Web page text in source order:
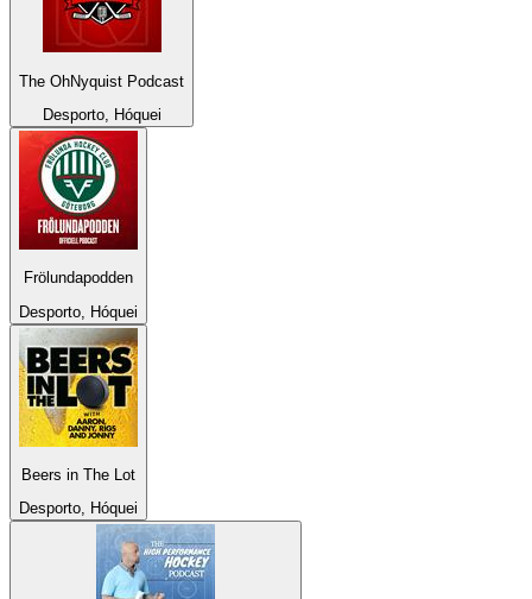
The OhNyquist Podcast
Desporto, Hóquei
Frölundapodden
Desporto, Hóquei
Beers in The Lot
Desporto, Hóquei